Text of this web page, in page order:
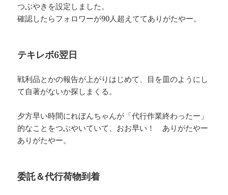
つぶやきを設定しました。
確認したらフォロワーが90人超えててありがたやー。
テキレボ6翌日
戦利品とかの報告が上がりはじめて、目を皿のようにし
て自著がないか探しまくる。
夕方早い時間にれぼんちゃんが「代行作業終わったー」
的なことをつぶやいていて、おお早い！ ありがたやー
ありがたやー。
委託＆代行荷物到着